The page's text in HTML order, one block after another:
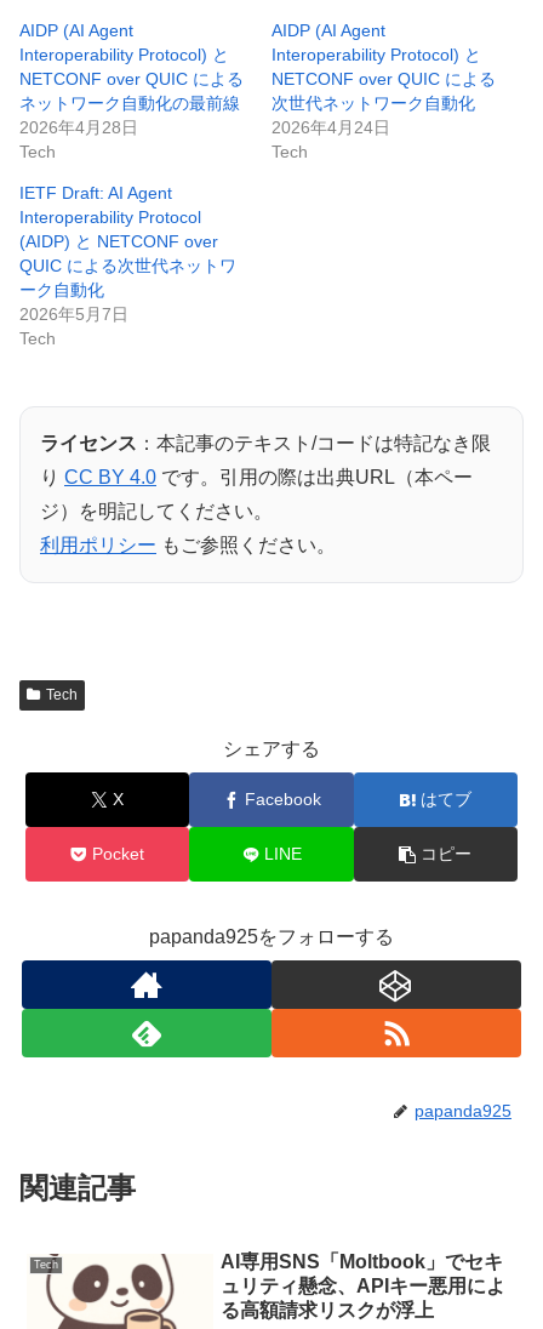
AIDP (AI Agent
Interoperability Protocol) と
NETCONF over QUIC による
ネットワーク自動化の最前線
2026年4月28日
Tech
AIDP (AI Agent
Interoperability Protocol) と
NETCONF over QUIC による
次世代ネットワーク自動化
2026年4月24日
Tech
IETF Draft: AI Agent
Interoperability Protocol
(AIDP) と NETCONF over
QUIC による次世代ネットワ
ーク自動化
2026年5月7日
Tech
ライセンス ：本記事のテキスト/コードは特記なき限
り CC BY 4.0 です。引用の際は出典URL（本ペー
ジ）を明記してください。
利用ポリシー もご参照ください。
Tech
シェアする
X Facebook はてブ
Pocket LINE コピー
papanda925をフォローする
papanda925
関連記事
Tech
AI専用SNS「Moltbook」でセキ
ュリティ懸念、APIキー悪用によ
る高額請求リスクが浮上